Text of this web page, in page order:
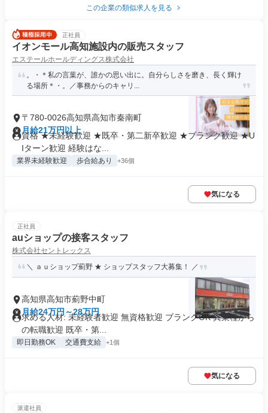
この企業の類似求人を見る
正社員
イオンモール高知施設内の販売スタッフ
エステールホールディングス株式会社
。・＊私の言葉が、誰かの思い出に。自分らしさを磨き、長く輝け
る場所＊・。／事務からのキャリ...
〒780-0026高知県高知市秦南町
月給21万円以上
資格 ★未経験歓迎 ★既卒・第二新卒歓迎 ★ブランク歓迎 ★U
Iターン歓迎 経験はな...
業界未経験歓迎 歩合給あり +36個
気になる
正社員
auショップの接客スタッフ
株式会社セントレックス
＼ ａｕショップ薊野 ★ ショップスタッフ大募集！ ／
高知県高知市薊野中町
月給24万円～28万円
求める人材: 未経験者歓迎 無資格歓迎 ブランクOK 異業種から
の転職歓迎 既卒・第...
即日勤務OK 交通費支給 +1個
気になる
派遣社員